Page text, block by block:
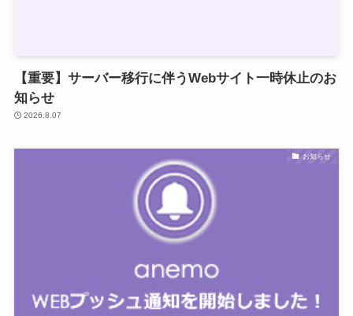
【重要】サーバー移行に伴うWebサイト一時休止のお
知らせ
2026.8.07
お知らせ